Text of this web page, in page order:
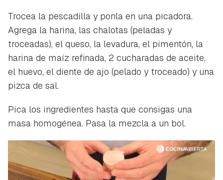
Trocea la pescadilla y ponla en una picadora.
Agrega la harina, las chalotas (peladas y
troceadas), el queso, la levadura, el pimentón, la
harina de maíz refinada, 2 cucharadas de aceite,
el huevo, el diente de ajo (pelado y troceado) y una
pizca de sal.
Pica los ingredientes hasta que consigas una
masa homogénea. Pasa la mezcla a un bol.